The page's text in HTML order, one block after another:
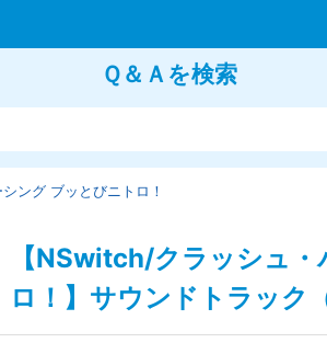
Ｑ＆Ａを検索
ング ブッとびニトロ！
【NSwitch/クラッシュ
ロ！】サウンドトラック